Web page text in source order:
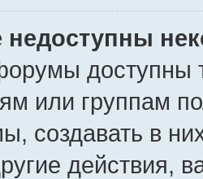
недоступны
доступны
или группам
создавать в
действия,